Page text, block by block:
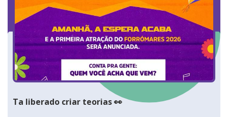
Ta liberado criar teorias 👀